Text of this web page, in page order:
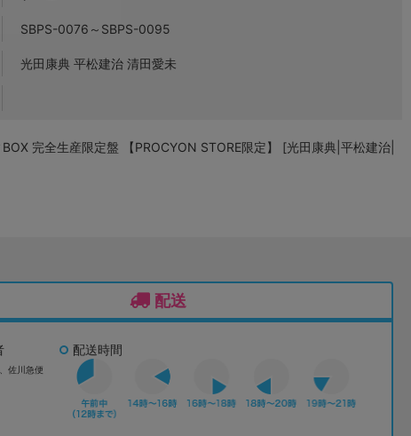
SBPS-0076～SBPS-0095
光田康典 平松建治 清田愛未
完全生産限定盤 【PROCYON STORE限定】 [光田康典|平松建治|
配送
佐川急便
配送時間